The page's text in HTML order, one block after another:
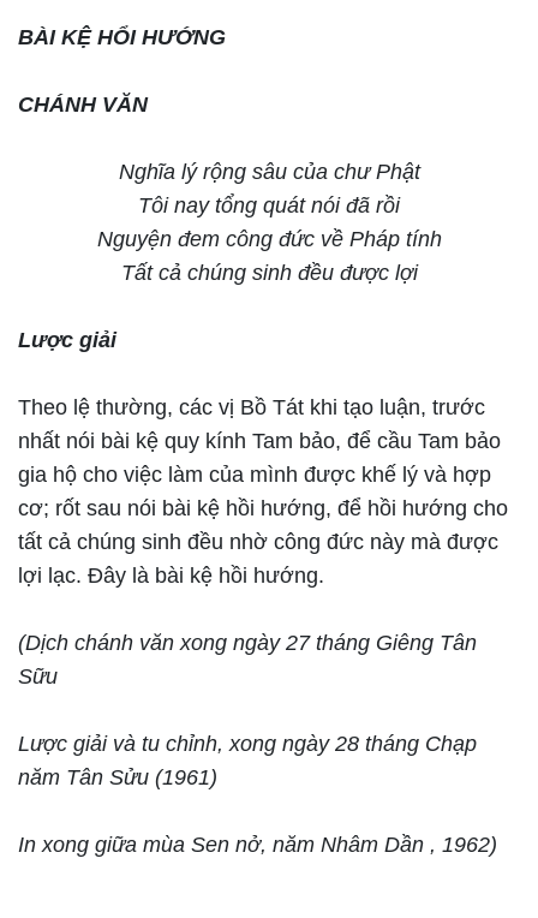
BÀI KỆ HỔI HƯỚNG
CHÁNH VĂN
Nghĩa lý rộng sâu của chư Phật
Tôi nay tổng quát nói đã rồi
Nguyện đem công đức về Pháp tính
Tất cả chúng sinh đều được lợi
Lược giải
Theo lệ thường, các vị Bồ Tát khi tạo luận, trước
nhất nói bài kệ quy kính Tam bảo, để cầu Tam bảo
gia hộ cho việc làm của mình được khế lý và hợp
cơ; rốt sau nói bài kệ hồi hướng, để hồi hướng cho
tất cả chúng sinh đều nhờ công đức này mà được
lợi lạc. Đây là bài kệ hồi hướng.
(Dịch chánh văn xong ngày 27 tháng Giêng Tân
Sữu
Lược giải và tu chỉnh, xong ngày 28 tháng Chạp
năm Tân Sửu (1961)
In xong giữa mùa Sen nở, năm Nhâm Dần , 1962)